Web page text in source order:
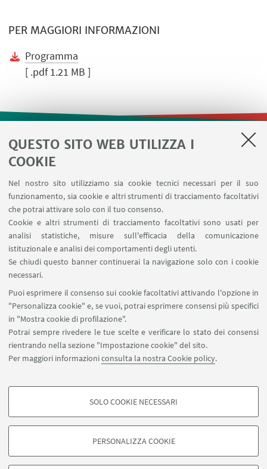
QUESTO SITO WEB UTILIZZA I
COOKIE
Nel nostro sito utilizziamo sia cookie tecnici necessari per il suo
funzionamento, sia cookie e altri strumenti di tracciamento facoltativi
che potrai attivare solo con il tuo consenso.
Cookie e altri strumenti di tracciamento facoltativi sono usati per
analisi statistiche, misure sull'efficacia della comunicazione
istituzionale e analisi dei comportamenti degli utenti.
Se chiudi questo banner continuerai la navigazione solo con i cookie
necessari.
Puoi esprimere il consenso sui cookie facoltativi attivando l'opzione in
"Personalizza cookie" e, se vuoi, potrai esprimere consensi più specifici
in "Mostra cookie di profilazione".
Potrai sempre rivedere le tue scelte e verificare lo stato dei consensi
rientrando nella sezione "Impostazione cookie" del sito.
Per maggiori informazioniconsulta la nostra Cookie policy.
COOKIE DI PROFILAZIONE - FACOLTATIVI
degli utenti, creare profili in base al loro comportamento sul sito, per analisi
di marketing.
SOLO COOKIE NECESSARI
PERSONALIZZA COOKIE
PER MAGGIORI INFORMAZIONI
Programma
[ .pdf 1.21 MB ]
LINK UTILI
Area riservata
Prenotazione risorse
SEGUI IL DIPARTIMENTO SU:
SEGUI UNIBO SU:
APP:
©Copyright 2026 - ALMA MATER STUDIORUM - Università di
Bologna - Via Zamboni, 33 - 40126 Bologna - PI: 01131710376 - CF:
80007010376